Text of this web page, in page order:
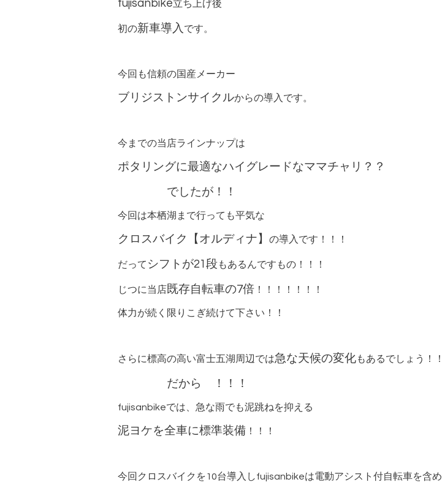
fujisanbike立ち上げ後
初の新車導入 です。
今回も信頼の国産メーカー
ブリジストンサイクルからの導入です。
今までの当店ラインナップは
ポタリングに最適なハイグレードなママチャリ？？
でしたが！！
今回は本栖湖まで行っても平気な
クロスバイク 【オルディナ】 の導入です！！！
だって シフトが21段もあるんですもの！！！
じつに当店既存自転車の7倍 ！！！！！！！
体力が続く限りこぎ続けて下さい！！
さらに標高の高い富士五湖周辺では急な天候の変化もあるでしょう！！
だから ！！！
fujisanbikeでは、急な雨でも泥跳ねを抑える
泥ヨケを全車に標準装備 ！！！
今回クロスバイクを10台導入しfujisanbikeは電動アシスト付自転車を含め